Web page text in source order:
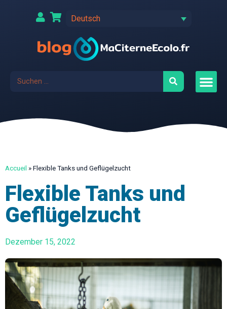
Deutsch
Accueil »Flexible Tanks und Geflügelzucht
Flexible Tanks und
Geflügelzucht
Dezember 15, 2022